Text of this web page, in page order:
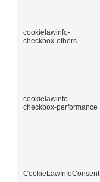
cookielawinfo-
checkbox-others
cookielawinfo-
checkbox-performance
CookieLawInfoConsent